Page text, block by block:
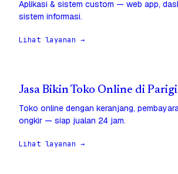
Aplikasi & sistem custom — web app,
sistem informasi.
Lihat layanan →
Jasa Bikin Toko Online di
Toko online dengan keranjang,
ongkir — siap jualan 24 jam.
Lihat layanan →